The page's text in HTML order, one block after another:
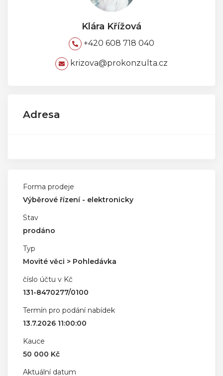
Klára Křížová
+420 608 718 040
krizova@prokonzulta.cz
Adresa
Forma prodeje
Výběrové řízení - elektronicky
Stav
prodáno
Typ
Movité věci > Pohledávka
číslo účtu v Kč
131-8470277/0100
Termín pro podání nabídek
13.7.2026 11:00:00
Kauce
50 000 Kč
Aktuální datum